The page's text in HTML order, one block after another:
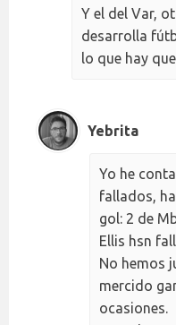
Y el del Var,
desarrolla
lo que hay
Yebrita
Yo he
fallados,
gol: 2 de
Ellis hsn
No hemos
mercido
ocasiones.